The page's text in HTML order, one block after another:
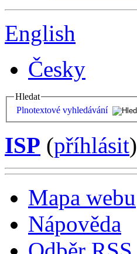
English
Česky
Hledat
Plnotextové vyhledávání
ISP (příhlásit)
Mapa webu
Nápověda